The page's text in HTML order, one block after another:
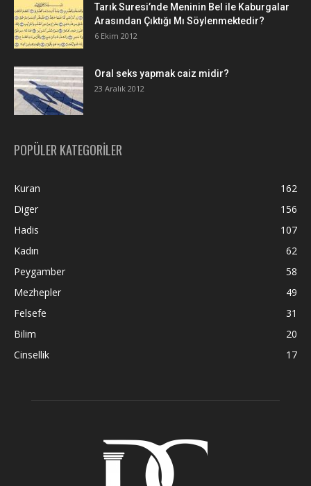
Tarık Suresi’nde Meninin Bel ile Kaburgalar
Arasından Çıktığı Mı Söylenmektedir?
6 Ekim 2012
Oral seks yapmak caiz midir?
23 Aralık 2012
POPÜLER KATEGORİLER
Kuran
162
Diger
156
Hadis
107
Kadın
62
Peygamber
58
Mezhepler
49
Felsefe
31
Bilim
20
Cinsellik
17